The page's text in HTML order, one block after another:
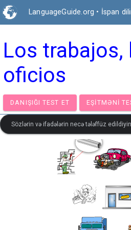
LanguageGuide.org • İspan
Los trabajos,
oficios
DANIŞIĞI TEST ET
Sözlərin və ifadələrin necə tələffüz